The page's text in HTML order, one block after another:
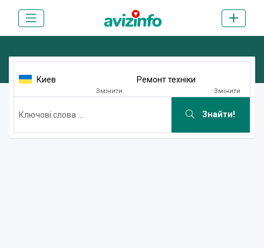
Киев
Змінити
Ремонт техніки
Змінити
Знайти!